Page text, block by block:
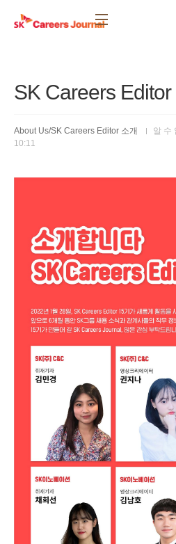
SK Careers
About Us/SK Careers Editor 소개 알 수
10:11